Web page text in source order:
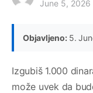
June 5, 2026
Objavljeno:5.
Izgubiš 1.000
može uvek da